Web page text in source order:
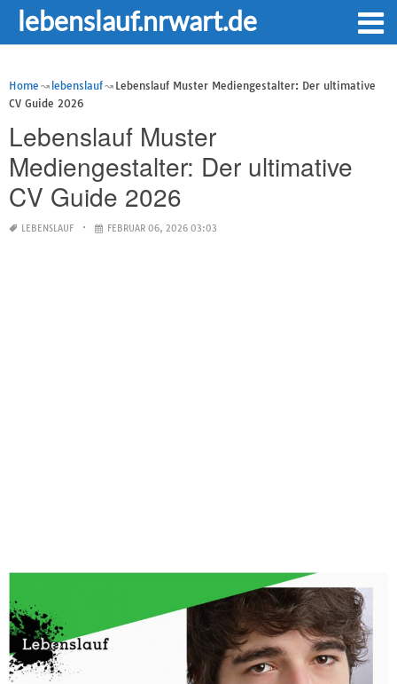
lebenslauf.nrwart.de
Home lebenslauf
Lebenslauf Muster Mediengestalter: Der ultimative
CV Guide 2026
Lebenslauf Muster
Mediengestalter: Der ultimative
CV Guide 2026
LEBENSLAUF FEBRUAR 06, 2026 03:03